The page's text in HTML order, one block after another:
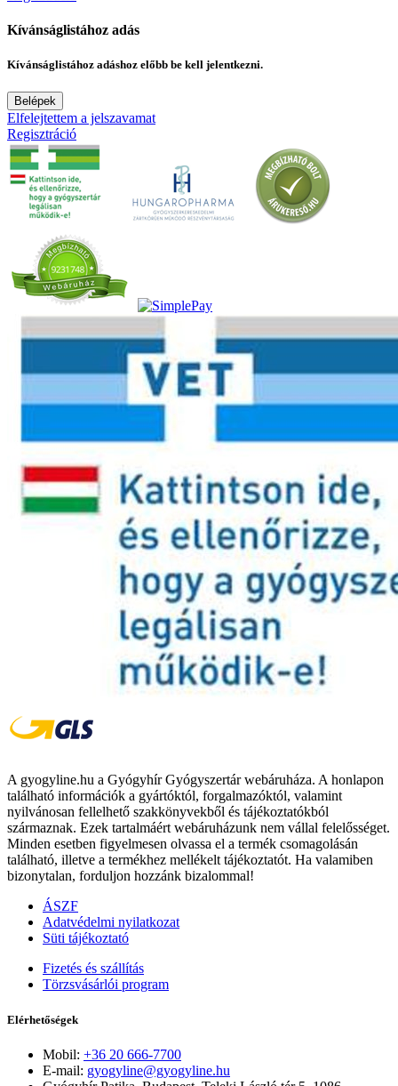
Kívánságlistához adás
Kívánságlistához adáshoz előbb be kell jelentkezni.
Belépek
Elfelejtettem a jelszavamat
Regisztráció
A gyogyline.hu a Gyógyhír Gyógyszertár webáruháza. A honlapon
található információk a gyártóktól, forgalmazóktól, valamint
nyilvánosan fellelhető szakkönyvekből és tájékoztatókból
származnak. Ezek tartalmáért webáruházunk nem vállal felelősséget.
Minden esetben figyelmesen olvassa el a termék csomagolásán
található, illetve a termékhez mellékelt tájékoztatót. Ha valamiben
bizonytalan, forduljon hozzánk bizalommal!
ÁSZF
Adatvédelmi nyilatkozat
Süti tájékoztató
Fizetés és szállítás
Törzsvásárlói program
Elérhetőségek
Mobil: +36 20 666-7700
E-mail: gyogyline@gyogyline.hu